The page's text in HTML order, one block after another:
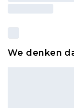
We denken